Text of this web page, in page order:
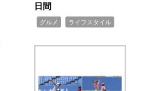
日間
グルメ ライフスタイル